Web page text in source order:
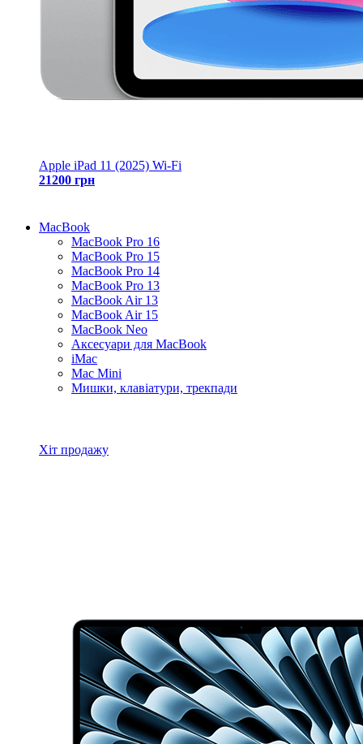
Apple iPad 11 (2025) Wi-Fi
21200 грн
MacBook
MacBook Pro 16
MacBook Pro 15
MacBook Pro 14
MacBook Pro 13
MacBook Air 13
MacBook Air 15
MacBook Neo
Аксесуари для MacBook
iMac
Mac Mini
Мишки, клавіатури, трекпади
Хіт продажу